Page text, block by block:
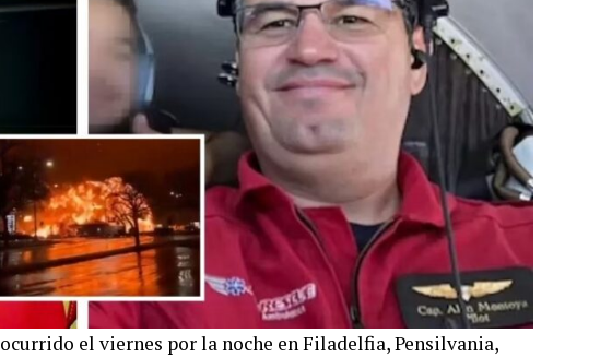
ocurrido el viernes por la noche en Filadelfia, Pensilvania,